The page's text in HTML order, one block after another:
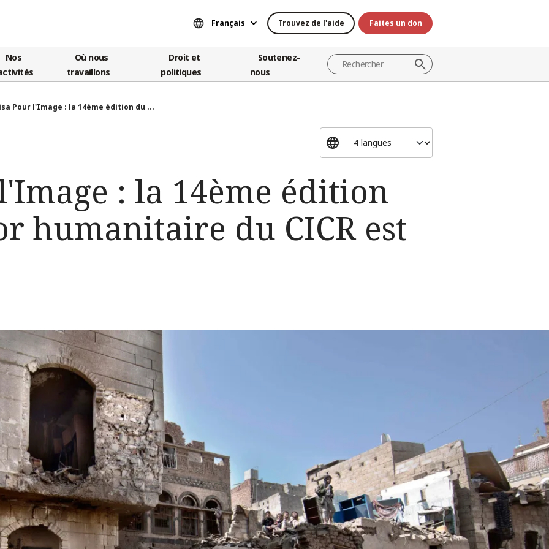
Français Trouvez de l'aide Faites un don
Nos
Où nous
travaillons
Droit et
politiques
Soutenez-
nous
Pour l'Image : la 14ème édition du ...
: la 14ème édition
humanitaire du CICR est